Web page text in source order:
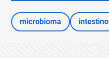
microbioma intestino